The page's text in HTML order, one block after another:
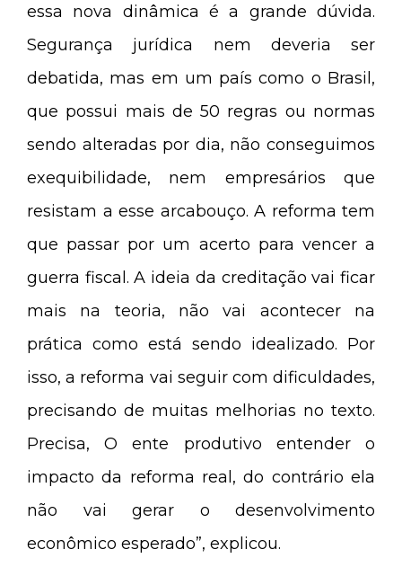
essa nova dinâmica é a grande dúvida.
Segurança jurídica nem deveria ser
debatida, mas em um país como o Brasil,
que possui mais de 50 regras ou normas
sendo alteradas por dia, não conseguimos
exequibilidade, nem empresários que
resistam a esse arcabouço. A reforma tem
que passar por um acerto para vencer a
guerra fiscal. A ideia da creditação vai ficar
mais na teoria, não vai acontecer na
prática como está sendo idealizado. Por
isso, a reforma vai seguir com dificuldades,
precisando de muitas melhorias no texto.
Precisa, O ente produtivo entender o
impacto da reforma real, do contrário ela
não vai gerar o desenvolvimento
econômico esperado”, explicou.